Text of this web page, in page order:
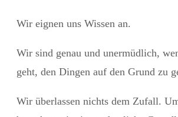
Wir eignen uns Wissen an.
Wir sind genau und unermüdlich,
geht, den Dingen auf den Grund zu
Wir überlassen nichts dem Zufall.